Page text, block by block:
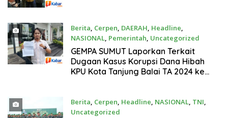
Berita Cerpen DAERAH Headline
NASIONAL Pemerintah Uncategorized
Juli 13, 2026
GEMPA SUMUT Laporkan Terkait
Dugaan Kasus Korupsi Dana Hibah
KPU Kota Tanjung Balai TA 2024 ke
Berita Cerpen Headline NASIONAL TNI
Uncategorized